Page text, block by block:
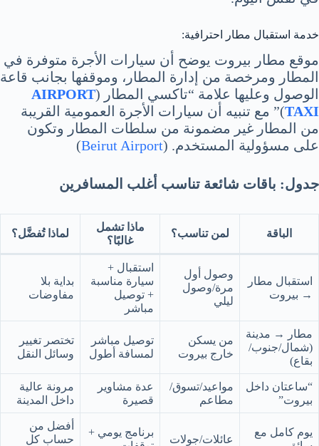
خدمة استقبال مطار احترافية:
موقع مطار بيروت يوضح أن سيارات الأجرة متوفرة في
المطار ومرخصة من إدارة المطار، وموقفها بجانب قاعة
الوصول وعليها علامة “تاكسي المطار (AIRPORT
TAXI)” مع تنبيه أن سيارات الأجرة العمومية القريبة
من المطار غير مضمونة من سلطات المطار وتكون
على مسؤولية المستخدم. (Beirut Airport
)
جدول: باقات شائعة تناسب أغلب المسافرين
الباقة لمن تناسب؟
ماذا تشمل
غالبًا؟
لماذا تُفضَّل؟
استقبال مطار
→ بيروت
وصول أول
مرة/وصول
ليلي
استقبال +
سيارة مناسبة
+ توصيل
مباشر
بداية بلا
مفاوضات
مطار → مدينة
(شمال/جنوب/
بقاع)
من يسكن
خارج بيروت
توصيل مباشر
لمسافة أطول
تختصر تغيير
وسائل النقل
“ساعتان داخل
بيروت”
مواعيد/تسوق/
مطاعم
عدة مشاوير
قصيرة
مرونة عالية
داخل المدينة
يوم كامل مع
عائلات/جولات
برنامج يومي +
أفضل من
حساب كل